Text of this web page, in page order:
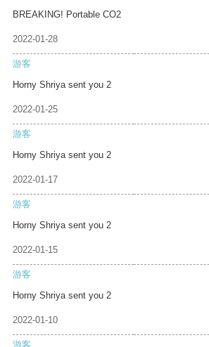
BREAKING! Portable CO2
2022-01-28
游客
Horny Shriya sent you 2
2022-01-25
游客
Horny Shriya sent you 2
2022-01-17
游客
Horny Shriya sent you 2
2022-01-15
游客
Horny Shriya sent you 2
2022-01-10
游客